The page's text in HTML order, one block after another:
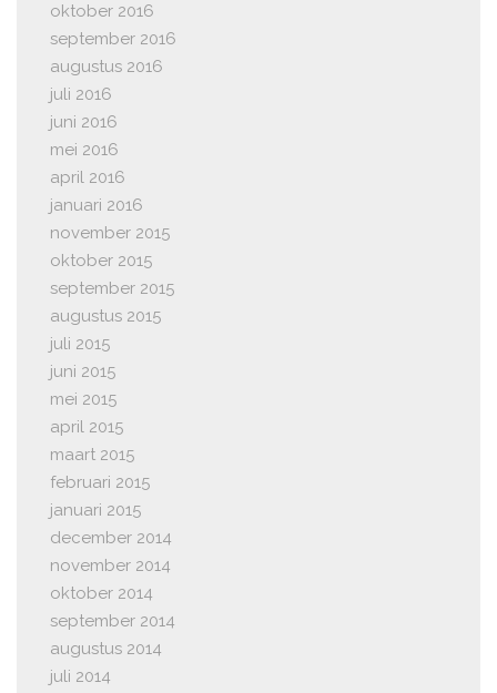
oktober 2016
september 2016
augustus 2016
juli 2016
juni 2016
mei 2016
april 2016
januari 2016
november 2015
oktober 2015
september 2015
augustus 2015
juli 2015
juni 2015
mei 2015
april 2015
maart 2015
februari 2015
januari 2015
december 2014
november 2014
oktober 2014
september 2014
augustus 2014
juli 2014